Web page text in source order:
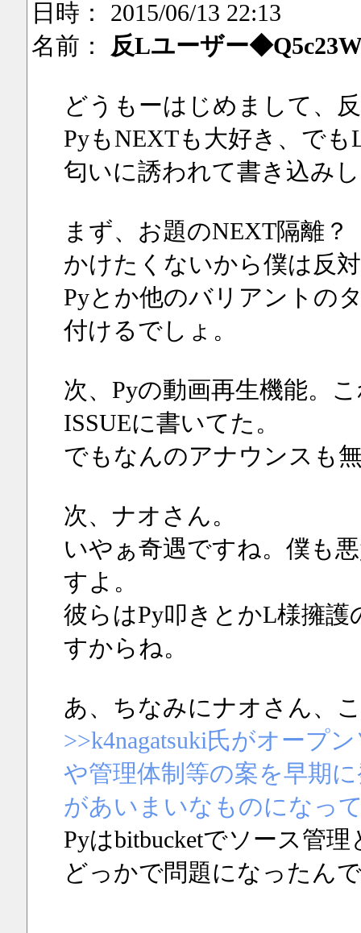
日時： 2015/06/13 22:13
名前：
反Lユーザー
どうもーはじめまして、
PyもNEXTも大好き、で
匂いに誘われて書き込み
まず、お題のNEXT隔離
かけたくないから僕は反
Pyとか他のバリアントの
付けるでしょ。
次、Pyの動画再生機能。
ISSUEに書いてた。
でもなんのアナウンスも
次、ナオさん。
いやぁ奇遇ですね。僕も
すよ。
彼らはPy叩きとかL様擁
すからね。
あ、ちなみにナオさん、
>>k4nagatsuki氏がオープ
や管理体制等の案を早期
があいまいなものになっ
Pyはbitbucketでソース管
どっかで問題になったん